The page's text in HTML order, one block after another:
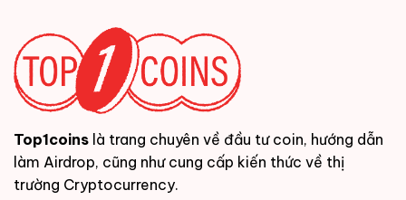
Top1coins là trang chuyên về đầu tư coin, hướng dẫn
làm Airdrop, cũng như cung cấp kiến thức về thị
trường Cryptocurrency.